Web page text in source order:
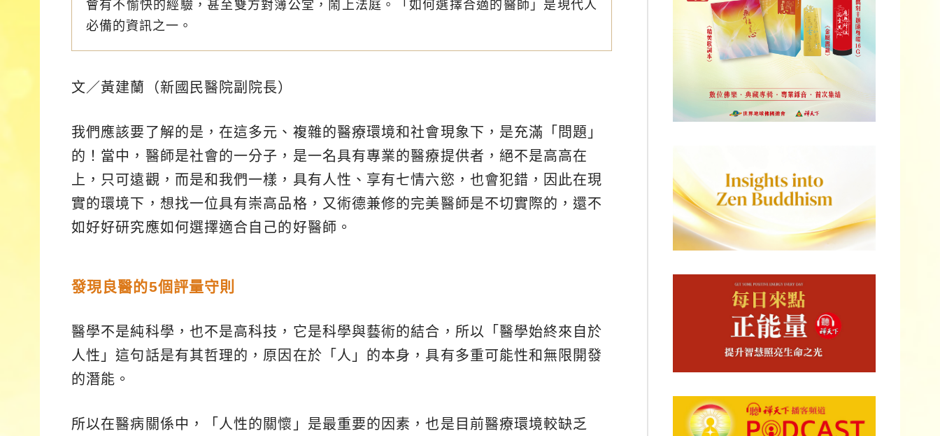
會有不愉快的經驗，甚至雙方對簿公堂，鬧上法庭。「如何選擇合適的醫師」是現代人
必備的資訊之一。
文／黃建蘭（新國民醫院副院長）
我們應該要了解的是，在這多元、複雜的醫療環境和社會現象下，是充滿「問題」
的！當中，醫師是社會的一分子，是一名具有專業的醫療提供者，絕不是高高在
上，只可遠觀，而是和我們一樣，具有人性、享有七情六慾，也會犯錯，因此在現
實的環境下，想找一位具有崇高品格，又術德兼修的完美醫師是不切實際的，還不
如好好研究應如何選擇適合自己的好醫師。
發現良醫的5個評量守則
醫學不是純科學，也不是高科技，它是科學與藝術的結合，所以「醫學始終來自於
人性」這句話是有其哲理的，原因在於「人」的本身，具有多重可能性和無限開發
的潛能。
所以在醫病關係中，「人性的關懷」是最重要的因素，也是目前醫療環境較缺乏